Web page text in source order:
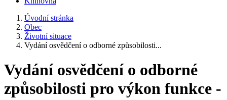
Úvodní stránka
Obec
Životní situace
Vydání osvědčení o odborné způsobilosti...
Vydání osvědčení o odborné
způsobilosti pro výkon funkce -